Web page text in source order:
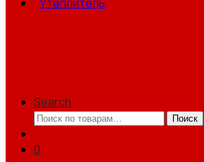
Search
Искать:
Поиск
0